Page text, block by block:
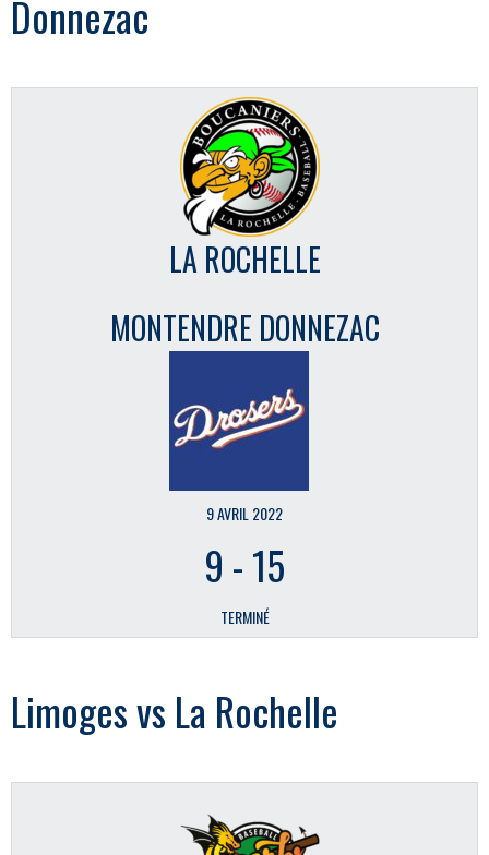
Donnezac
LA ROCHELLE
MONTENDRE DONNEZAC
9 AVRIL 2022
9 -15
TERMINÉ
Limoges vs La Rochelle